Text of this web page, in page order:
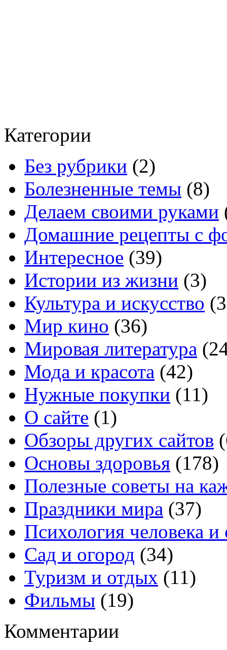
Категории
Без рубрики (2)
Болезненные темы (8)
Делаем своими руками
Домашние рецепты с
Интересное (39)
Истории из жизни (3)
Культура и искусство
Мир кино (36)
Мировая литература
Мода и красота (42)
Нужные покупки (11)
О сайте (1)
Обзоры других сайтов
Основы здоровья (178)
Полезные советы на
Праздники мира (37)
Психология человека
Сад и огород (34)
Туризм и отдых (11)
Фильмы (19)
Комментарии